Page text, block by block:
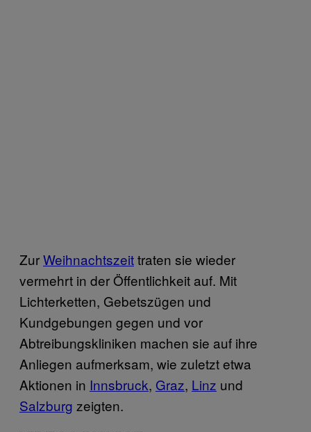
ZurWeihnachtszeittraten sie wieder
vermehrt in der Öffentlichkeit auf. Mit
Lichterketten, Gebetszügen und
Kundgebungen gegen und vor
Abtreibungskliniken machen sie auf ihre
Anliegen aufmerksam, wie zuletzt etwa
Aktionen in Innsbruck, Graz, Linz und
Salzburg zeigten.